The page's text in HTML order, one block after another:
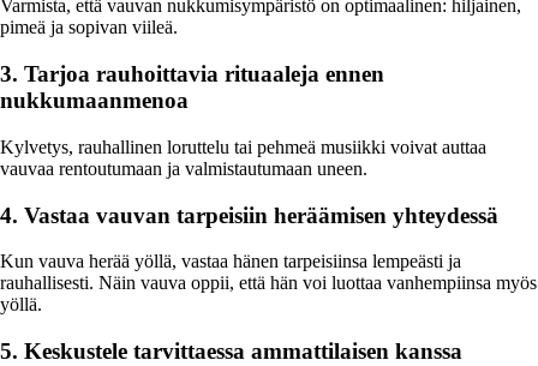
Varmista, että vauvan nukkumisympäristö on optimaalinen: hiljainen,
pimeä ja sopivan viileä.
3. Tarjoa rauhoittavia rituaaleja ennen
nukkumaanmenoa
Kylvetys, rauhallinen loruttelu tai pehmeä musiikki voivat auttaa
vauvaa rentoutumaan ja valmistautumaan uneen.
4. Vastaa vauvan tarpeisiin heräämisen yhteydessä
Kun vauva herää yöllä, vastaa hänen tarpeisiinsa lempeästi ja
rauhallisesti. Näin vauva oppii, että hän voi luottaa vanhempiinsa myös
yöllä.
5. Keskustele tarvittaessa ammattilaisen kanssa